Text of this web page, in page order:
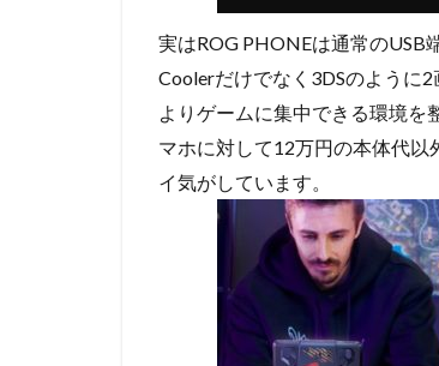
実はROG PHONEは通常のUSB
Coolerだけでなく3DSのように
よりゲームに集中できる環境を
マホに対して12万円の本体代
イ気がしています。